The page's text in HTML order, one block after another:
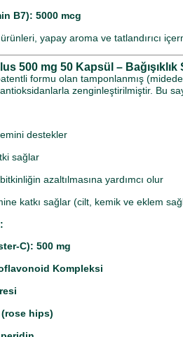
B7): 5000 mcg
yapay aroma ve tatlandırıcı
500 mg 50 Kapsül –
patentli formu olan tamponlanmış
zenginleştirilmiştir. Bu
destekler
sağlar
azaltılmasına yardımcı olur
katkı sağlar (cilt, kemik ve eklem
C): 500 mg
Kompleksi
hips)